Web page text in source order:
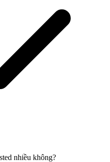
nhiều không?